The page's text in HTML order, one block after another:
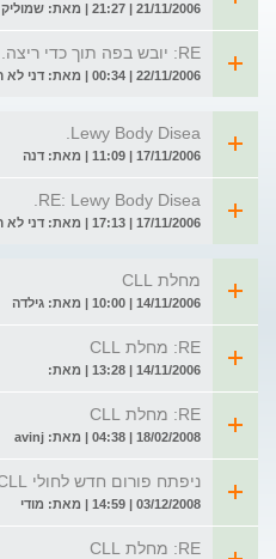
21/11/2006 | 21:27 | מאת: שמוליק
RE: יובש בפה תוך כדי ריצה.
22/11/2006 | 00:34 | מאת: דני לא רופא ולא מטפל
Lewy Body Disea.
17/11/2006 | 11:09 | מאת: דנה
RE: Lewy Body Disea.
17/11/2006 | 17:13 | מאת: דני לא רופא ולא מטפל
מחלת CLL
14/11/2006 | 10:00 | מאת: גילדה
RE: מחלת CLL
14/11/2006 | 13:28 | מאת:
RE: מחלת CLL
18/02/2008 | 04:38 | מאת: avinj
ניפתח פורום חדש לחולי CLL ורצוי לצעירים עד 40 בע
03/12/2008 | 14:59 | מאת: מודי
RE: מחלת CLL